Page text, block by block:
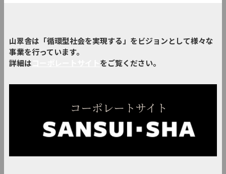
山翠舎は「循環型社会を実現する」をビジョンとして様々な
事業を行っています。
詳細は
をご覧ください。